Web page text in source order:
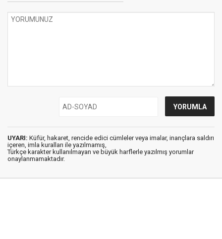
UYARI: Küfür, hakaret, rencide edici cümleler veya imalar, inançlara saldırı
içeren, imla kuralları ile yazılmamış,
Türkçe karakter kullanılmayan ve büyük harflerle yazılmış yorumlar
onaylanmamaktadır.